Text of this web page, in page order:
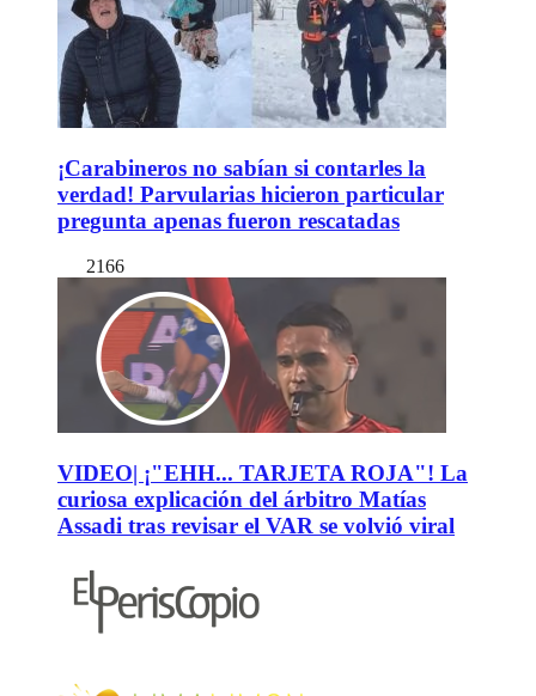
¡Carabineros no sabían si contarles la
verdad! Parvularias hicieron particular
pregunta apenas fueron rescatadas
2166
VIDEO| ¡"EHH... TARJETA ROJA"! La
curiosa explicación del árbitro Matías
Assadi tras revisar el VAR se volvió viral